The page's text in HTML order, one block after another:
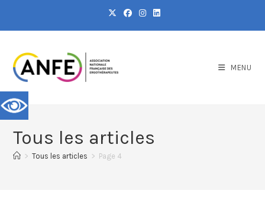
MENU
Tous les articles
> Tous les articles > Page 4